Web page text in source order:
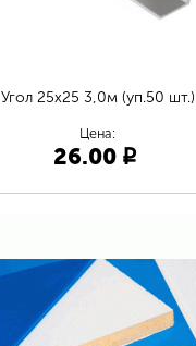
Угол 25х25 3,0м (уп.50 шт.)
Цена:
26.00 p